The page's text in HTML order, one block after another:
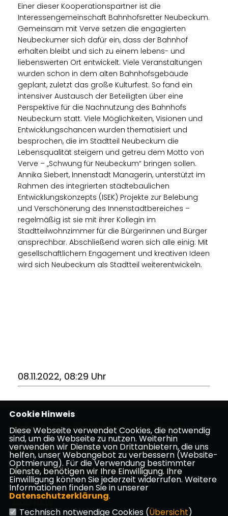
Einer dieser Kooperationspartner ist die
Interessengemeinschaft Bahnhofsretter Neubeckum.
Gemeinsam mit Verve setzen die engagierten
Neubeckumer sich dafür ein, dass der Bahnhof
erhalten bleibt und sich zu einem lebens- und
liebenswerten Ort entwickelt. Viele Veranstaltungen
wurden schon in dem alten Bahnhofsgebäude
geplant, zuletzt das große Kulturfest. So fand ein
intensiver Austausch der Beteiligten über eine
Perspektive für die Nachnutzung des Bahnhofs
Neubeckum statt. Viele Möglichkeiten, Visionen und
Entwicklungschancen wurden thematisiert und
besprochen, die im Stadtteil Neubeckum die
Lebensqualität steigern und getreu dem Motto von
Verve – „Schwung für Neubeckum“ bringen sollen.
Annika Siebert, Innenstadt Managerin, unterstützt im
Rahmen des integrierten städtebaulichen
Entwicklungskonzepts (ISEK) Projekte zur Belebung
und Verschönerung des Innenstadtbereiches –
regelmäßig ist sie mit ihrer Kollegin im
Stadtteilwohnzimmer für die Bürgerinnen und Bürger
ansprechbar. Abschließend waren sich alle einig: Mit
gesellschaftlichem Engagement und kreativen Ideen
wird sich Neubeckum als Stadtteil weiterentwickeln.
08.11.2022, 08:29 Uhr
Markus Höner - GEMEINSAM Politik weiterdenken
Impressum Datenschutz Kontakt
CDU Kreisverband Warendorf-Beckum
CDU NRW
Cookie Hinweis
Diese Webseite verwendet Cookies, die notwendig
sind, um die Webseite zu nutzen. Weiterhin
verwenden wir Dienste von Drittanbietern, die uns
helfen, unser Webangebot zu verbessern (Website-
Optmierung). Für die Verwendung bestimmter
Dienste, benötigen wir Ihre Einwilligung. Ihre
Einwilligung können Sie jederzeit widerrufen. Weitere
Informationen finden Sie in unserer
Datenschutzerklärung.
Technisch notwendige Cookies (Übersicht)